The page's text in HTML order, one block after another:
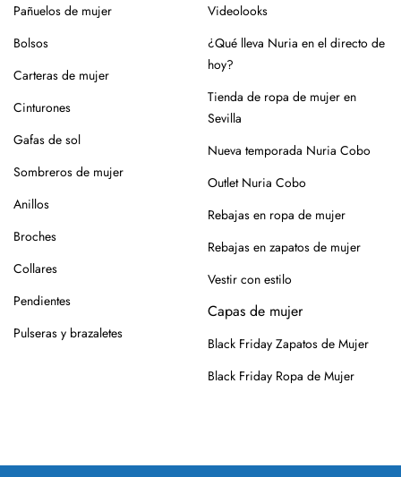
suciedad, limpiar con un paño ligeramente húmedo y
productos específicos para calzado de piel. Guarda en
lugar seco y con forma (relleno de papel o con horma),
alejados de fuentes de calor.
Para los modelos de yute, evita mojar la suela. En caso de
roce, usa un cepillo suave en seco.
Siempre es mejor guardarlos en su caja o funda de tela,
para que se conserven como el primer día.
Si tienes alguna duda, puedes consultarnos.
Pañuelos de mujer
Bolsos
Carteras de mujer
Cinturones
Gafas de sol
Sombreros de mujer
Anillos
Broches
Collares
Pendientes
Pulseras y brazaletes
Videolooks
¿Qué lleva Nuria en el directo de
hoy?
Tienda de ropa de mujer en
Sevilla
Nueva temporada Nuria Cobo
Outlet Nuria Cobo
Rebajas en ropa de mujer
Rebajas en zapatos de mujer
Vestir con estilo
Capas de mujer
Black Friday Zapatos de Mujer
Black Friday Ropa de Mujer